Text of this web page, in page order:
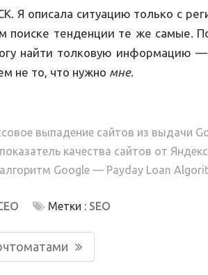
Я описала ситуацию только с
поиске тенденции те же самые.
найти толковую информацию
не то, что нужно мне.
выпадение сайтов из выдачи
качества сайтов от
Google — Payday Loan
Метки : SEO